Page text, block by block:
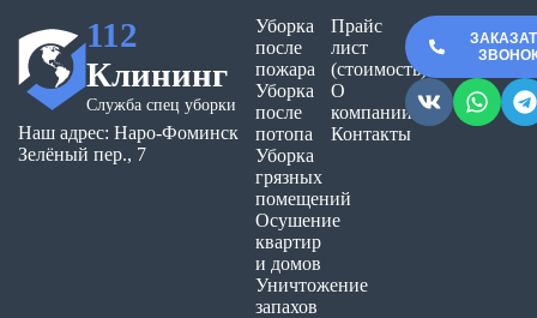
112
Клининг
Служба спец уборки
Наш адрес: Наро-Фоминск
Зелёный пер., 7
Уборка
после
пожара
Уборка
после
потопа
Уборка
грязных
помещений
Осушение
квартир
и домов
Уничтожение
запахов
Прайс
лист
(стоимость)
О
компании
Контакты